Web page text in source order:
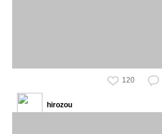
120
hirozou